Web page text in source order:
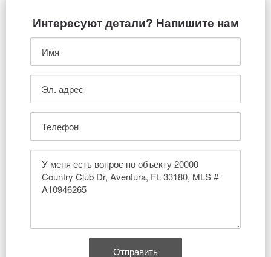
Интересуют детали? Напишите нам